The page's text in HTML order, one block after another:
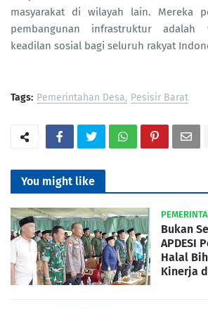
masyarakat di wilayah lain. Mereka
pembangunan infrastruktur
keadilan sosial bagi seluruh rakyat
Tags: Pemerintahan Desa Pesisir Barat
You might like
Bukan
APDESI
Halal
Kinerja